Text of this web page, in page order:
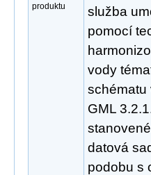
produktu
služba
pomocí
vody
schématu
GML
datová
podobu s